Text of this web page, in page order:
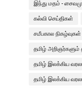
இந்து மதம் -
கல்வி செய்திகள்
சமீபகால
தமிழ்
தமிழ் இலக்கிய
தமிழ் இலக்கிய